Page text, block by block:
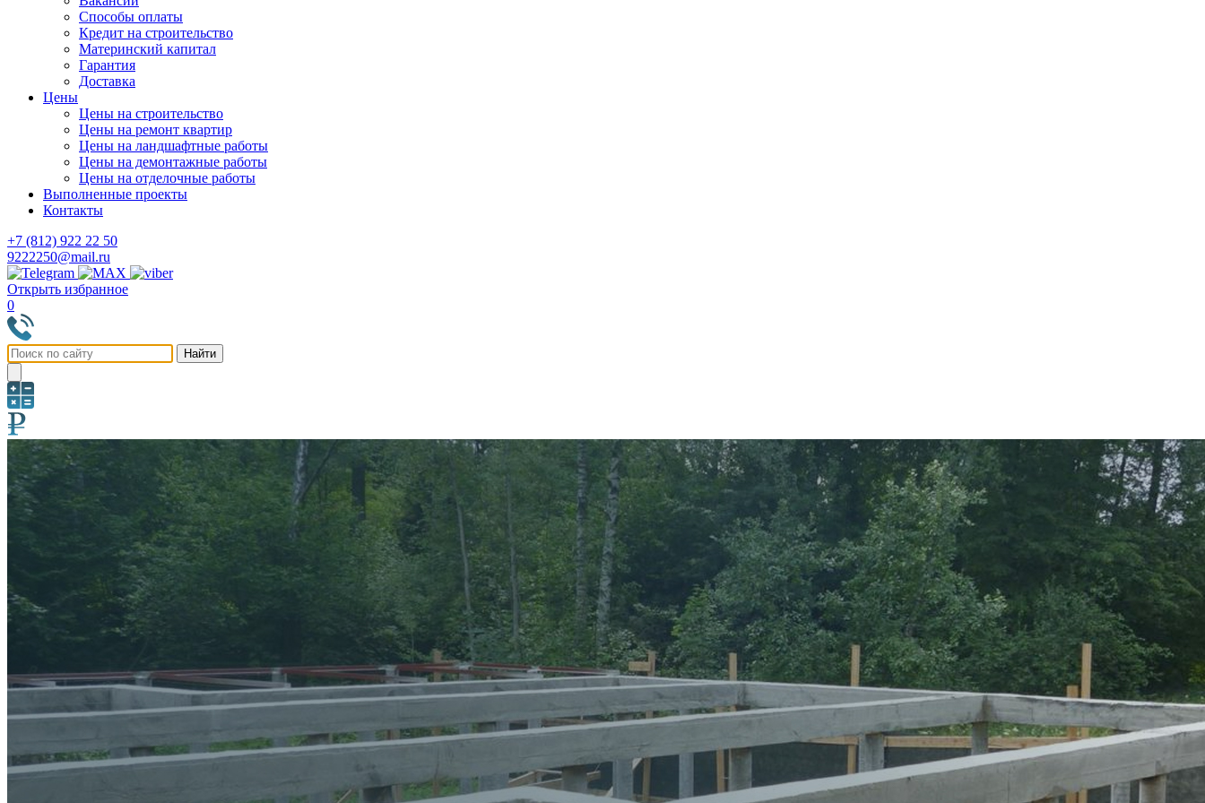
Способы оплаты
Кредит на строительство
Материнский капитал
Гарантия
Доставка
Цены
Цены на строительство
Цены на ремонт квартир
Цены на ландшафтные работы
Цены на демонтажные работы
Цены на отделочные работы
Выполненные проекты
Контакты
+7 (812) 922 22 50
9222250@mail.ru
Открыть избранное
0